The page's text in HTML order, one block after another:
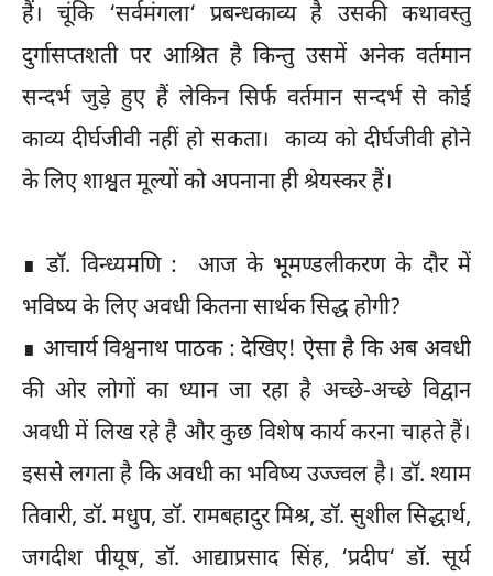
हैं। चूंकि ‘सर्वमंगला‘ प्रबन्धकाव्य है उसकी कथावस्तु
दुर्गासप्तशती पर आश्रित है किन्तु उसमें अनेक वर्तमान
सन्दर्भ जुडे़ हुए हैं लेकिन सिर्फ वर्तमान सन्दर्भ से कोई
काव्य दीर्घजीवी नहीं हो सकता। काव्य को दीर्घजीवी होने
के लिए शाश्वत मूल्यों को अपनाना ही श्रेयस्कर हैं।
∎ डॉ. विन्ध्यमणि : आज के भूमण्डलीकरण के दौर में
भविष्य के लिए अवधी कितना सार्थक सिद्ध होगी?
∎ आचार्य विश्वनाथ पाठक : देखिए! ऐसा है कि अब अवधी
की ओर लोगों का ध्यान जा रहा है अच्छे-अच्छे विद्वान
अवधी में लिख रहे है और कुछ विशेष कार्य करना चाहते हैं।
इससे लगता है कि अवधी का भविष्य उज्ज्वल है। डॉ. श्याम
तिवारी, डॉ. मधुप, डॉ. रामबहादुर मिश्र, डॉ. सुशील सिद्धार्थ,
जगदीश पीयूष, डॉ. आद्याप्रसाद सिंह, ‘प्रदीप‘ डॉ. सूर्य